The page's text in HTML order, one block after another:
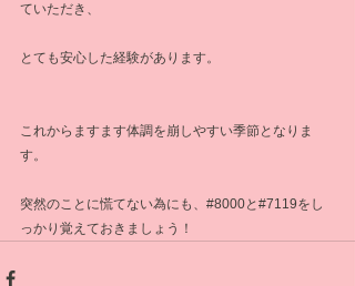
ていただき、
とても安心した経験があります。
これからますます体調を崩しやすい季節となりま
す。
突然のことに慌てない為にも、#8000と#7119をし
っかり覚えておきましょう！